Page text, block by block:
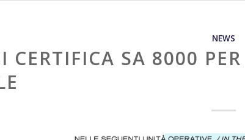
NEWS
CERTIFICA SA 8000